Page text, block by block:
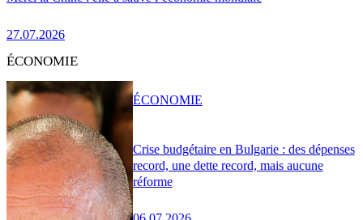
27.07.2026
ÉCONOMIE
Crise budgétaire en Bulgarie : des dépenses
record, une dette record, mais aucune
réforme
ÉCONOMIE